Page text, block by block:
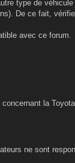
type de
De ce fait,
avec ce forum.
la
ne sont